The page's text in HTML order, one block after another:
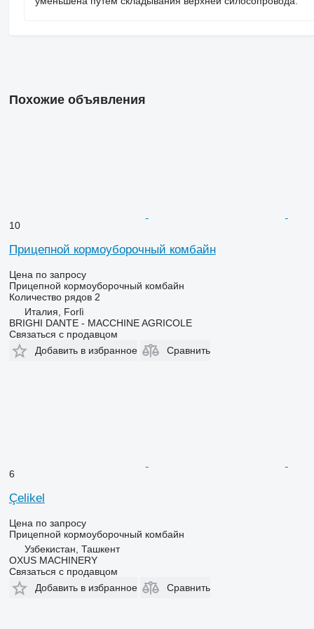
Похожие объявления
10
Прицепной кормоуборочный комбайн
Цена по запросу
Прицепной кормоуборочный комбайн
Количество рядов 2
Италия, Forlì
BRIGHI DANTE - MACCHINE AGRICOLE
Связаться с продавцом
Добавить в избранное
Сравнить
6
Çelikel
Цена по запросу
Прицепной кормоуборочный комбайн
Узбекистан, Ташкент
OXUS MACHINERY
Связаться с продавцом
Добавить в избранное
Сравнить